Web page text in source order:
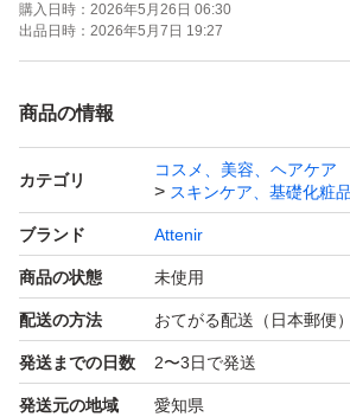
2 本セット(各1)
ゆうパケットプラスに入れて発送致し
よろしくお願いいたします。
ズレ防止で新聞、広告などの古紙を利
予め、ご了承願います。
購入時からの外箱のスレ、箱つぶれは
購入日時： 2026年5月26日 06:30
出品日時： 2026年5月7日 19:27
商品の情報
カテゴリ
コスメ、美容、ヘアケア
スキンケア、基礎化粧品
ブランド Attenir
商品の状態 未使用
配送の方法 おてがる配送（日本郵便）
発送までの日数 2〜3日で発送
発送元の地域 愛知県